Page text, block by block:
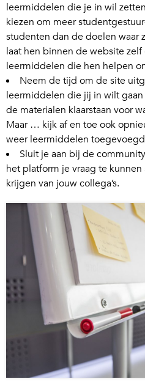
leermiddelen die je in wil
kiezen om meer
studenten dan de doelen waar
laat hen binnen de website zelf
leermiddelen die hen helpen
Neem de tijd om de site
leermiddelen die jij in wilt
de materialen klaarstaan voor
Maar … kijk af en toe ook
weer leermiddelen
Sluit je aan bij de
het platform je vraag te
krijgen van jouw collega’s.